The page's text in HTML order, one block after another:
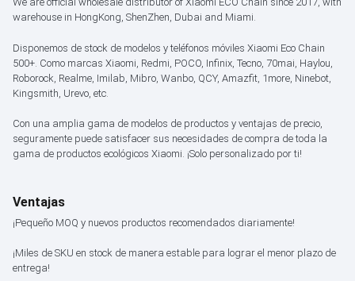
warehouse in HongKong, ShenZhen, Dubai and Miami.
Disponemos de stock de modelos y teléfonos móviles Xiaomi Eco Chain
500+. Como marcas Xiaomi, Redmi, POCO, Infinix, Tecno, 70mai, Haylou,
Roborock, Realme, Imilab, Mibro, Wanbo, QCY, Amazfit, 1more, Ninebot,
Kingsmith, Urevo, etc.
Con una amplia gama de modelos de productos y ventajas de precio,
seguramente puede satisfacer sus necesidades de compra de toda la
gama de productos ecológicos Xiaomi. ¡Solo personalizado por ti!
Ventajas
¡Pequeño MOQ y nuevos productos recomendados diariamente!
¡Miles de SKU en stock de manera estable para lograr el menor plazo de
entrega!